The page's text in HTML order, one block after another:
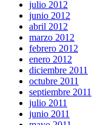
julio 2012
junio 2012
abril 2012
marzo 2012
febrero 2012
enero 2012
diciembre 2011
octubre 2011
septiembre 2011
julio 2011
junio 2011